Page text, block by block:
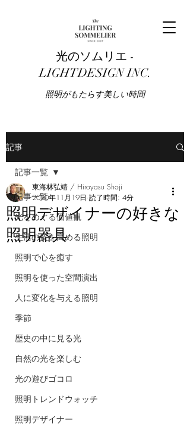
光のソムリエ -
LIGHTDESIGN INC.
​照明がもたらす美しい時間
記事
記事一覧
光をめぐる価値観
生活の質を高める照明
照明で心を癒す
照明を使った空間演出
人に変化を与える照明
季節
歴史の中に見る光
自然の光を楽しむ
光の遊びゴコロ
照明トレンドウォッチ
照明デザイナー
記事一覧
照明デザイナーの好きな
照明器具
東海林弘靖 / Hiroyasu Shoji
2020年11月19日 読了時間: 4分